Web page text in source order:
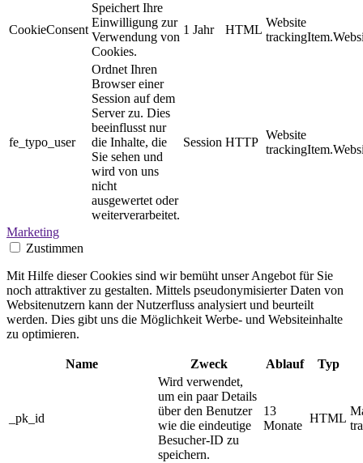
CookieConsent
Speichert Ihre
Einwilligung zur
Verwendung von
Cookies.
1 Jahr HTML
Website
fe_typo_user
Ordnet Ihren
Browser einer
Session auf dem
Server zu. Dies
beeinflusst nur
die Inhalte, die
Sie sehen und
wird von uns
nicht
ausgewertet oder
weiterverarbeitet.
Session HTTP
Website
Marketing
Zustimmen
Mit Hilfe dieser Cookies sind wir bemüht unser Angebot für Sie
noch attraktiver zu gestalten. Mittels pseudonymisierter Daten von
Websitenutzern kann der Nutzerfluss analysiert und beurteilt
werden. Dies gibt uns die Möglichkeit Werbe- und Websiteinhalte
zu optimieren.
Name Zweck Ablauf Typ
_pk_id
Wird verwendet,
um ein paar Details
über den Benutzer
wie die eindeutige
Besucher-ID zu
speichern.
13
Monate
HTML